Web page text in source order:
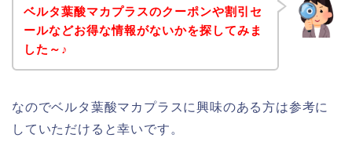
ベルタ葉酸マカプラスのクーポンや割引セ
ールなどお得な情報がないかを探してみま
した～♪
なのでベルタ葉酸マカプラスに興味のある方は参考に
していただけると幸いです。